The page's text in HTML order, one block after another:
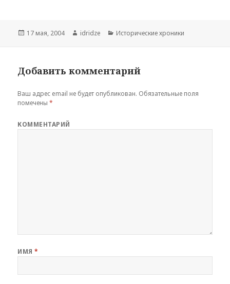
Опубликовано
17 мая, 2004 Автор
idridze Рубрики
Исторические хроники
Добавить комментарий
Ваш адрес email не будет опубликован. Обязательные поля
помечены*
КОММЕНТАРИЙ
ИМЯ*